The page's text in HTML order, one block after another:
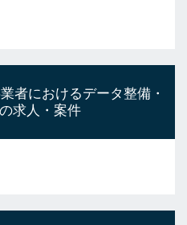
者におけるデータ整備・
求人・案件